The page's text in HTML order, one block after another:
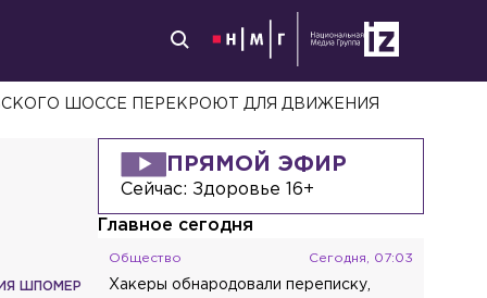
ШОССЕ ПЕРЕКРОЮТ ДЛЯ ДВИЖЕНИЯ
ШПОМЕР
ПРЯМОЙ ЭФИР
Сейчас: Здоровье 16+
Главное сегодня
Общество Сегодня, 07:03
Хакеры обнародовали переписку,